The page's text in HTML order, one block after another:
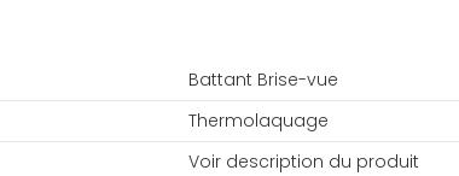
Battant Brise-vue
Thermolaquage
Voir description du produit